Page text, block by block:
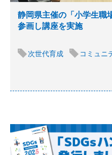
静岡県主催の「小学生職
参画し講座を実施
次世代育成 コミュニ